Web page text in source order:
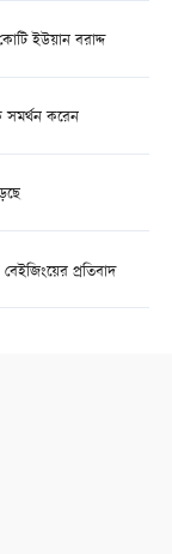
ইউয়ান বরাদ্দ
সমর্থন করেন
প্রতিবাদ